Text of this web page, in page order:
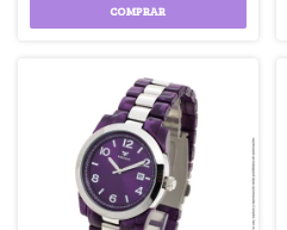
COMPRAR